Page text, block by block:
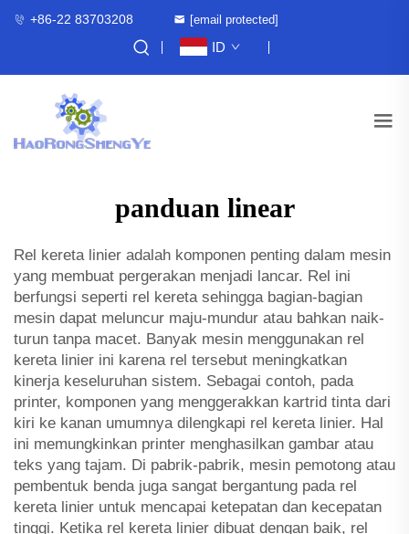
+86-22 83703208 [email protected]
ID
panduan linear
Rel kereta linier adalah komponen penting dalam mesin
yang membuat pergerakan menjadi lancar. Rel ini
berfungsi seperti rel kereta sehingga bagian-bagian
mesin dapat meluncur maju-mundur atau bahkan naik-
turun tanpa macet. Banyak mesin menggunakan rel
kereta linier ini karena rel tersebut meningkatkan
kinerja keseluruhan sistem. Sebagai contoh, pada
printer, komponen yang menggerakkan kartrid tinta dari
kiri ke kanan umumnya dilengkapi rel kereta linier. Hal
ini memungkinkan printer menghasilkan gambar atau
teks yang tajam. Di pabrik-pabrik, mesin pemotong atau
pembentuk benda juga sangat bergantung pada rel
kereta linier untuk mencapai ketepatan dan kecepatan
tinggi. Ketika rel kereta linier dibuat dengan baik, rel